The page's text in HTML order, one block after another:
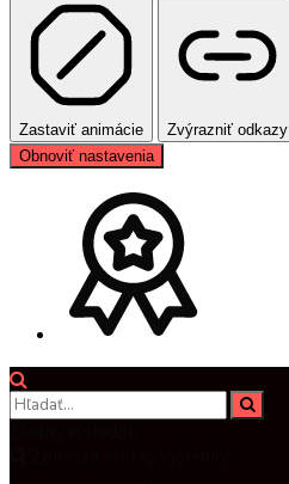
Zastaviť animácie
Zvýrazniť odkazy
Obnoviť nastavenia